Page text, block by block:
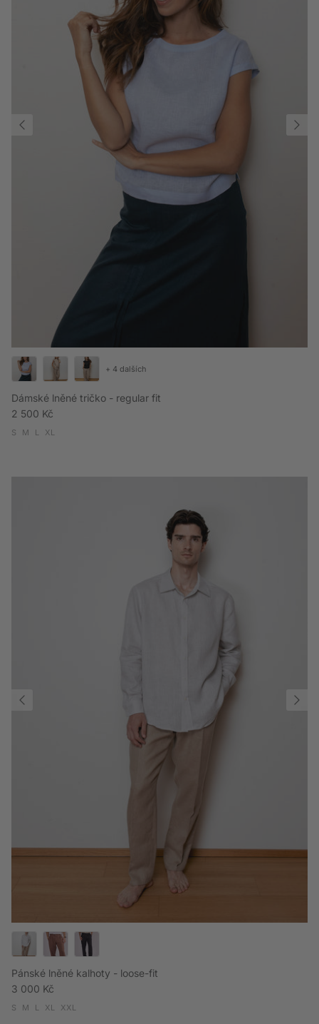
Dámské lněné tričko - regular fit
Běžná cena
2 500 Kč
S M L XL
+ 4 dalších
Pánské lněné kalhoty - loose-fit
Běžná cena
3 000 Kč
S M L XL XXL